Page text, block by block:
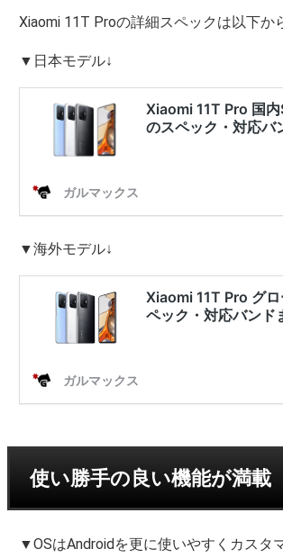
Xiaomi 11T Proの詳細スペックは以下か
▼日本モデル↓
▼海外モデル↓
使い勝手の良い機能が満載
▼OSはAndroidを更に使いやすくカスタ